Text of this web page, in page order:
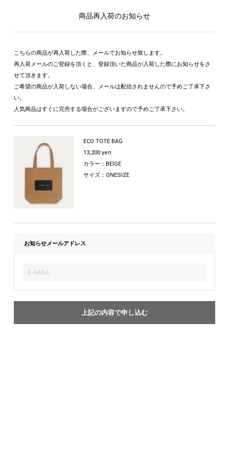
商品再入荷のお知らせ
こちらの商品が再入荷した際、メールでお知らせ致します。
再入荷メールのご登録を頂くと、登録頂いた商品が入荷した際にお知らせをさ
せて頂きます。
ご希望の商品が入荷しない場合、メールは配信されませんので予めご了承下さ
い。
人気商品はすぐに完売する場合がございますので予めご了承下さい。
ECO TOTE BAG
13,200 yen
カラー：BEIGE
サイズ：ONESIZE
お知らせメールアドレス
上記の内容で申し込む